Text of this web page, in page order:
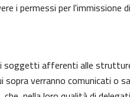
i permessi per l'immissione
afferenti alle
verranno comunicati o